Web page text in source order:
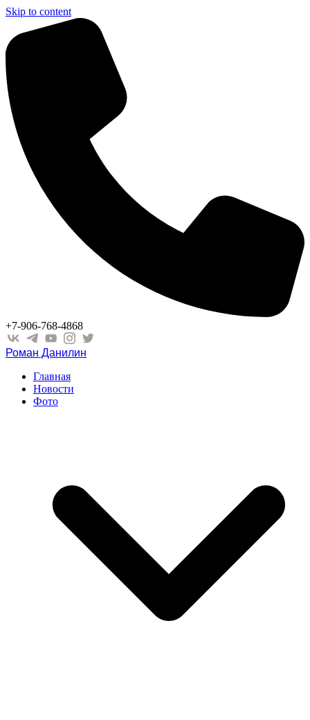
Skip to content
+7-906-768-4868
Роман Данилин
Главная
Новости
Фото